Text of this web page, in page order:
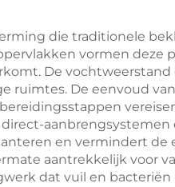
die traditionele
vormen deze
De
ruimtes. De eenvoud
en vermindert de
aantrekkelijk voor
dat vuil en